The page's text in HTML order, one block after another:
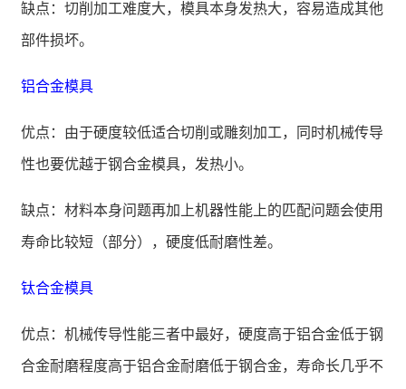
缺点：切削加工难度大，模具本身发热大，容易造成其他
部件损坏。
铝合金模具
优点：由于硬度较低适合切削或雕刻加工，同时机械传导
性也要优越于钢合金模具，发热小。
缺点：材料本身问题再加上机器性能上的匹配问题会使用
寿命比较短（部分），硬度低耐磨性差。
钛合金模具
优点：机械传导性能三者中最好，硬度高于铝合金低于钢
合金耐磨程度高于铝合金耐磨低于钢合金，寿命长几乎不